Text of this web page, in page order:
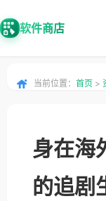
软件商店
当前位置： 首页 >
身在海
的追剧